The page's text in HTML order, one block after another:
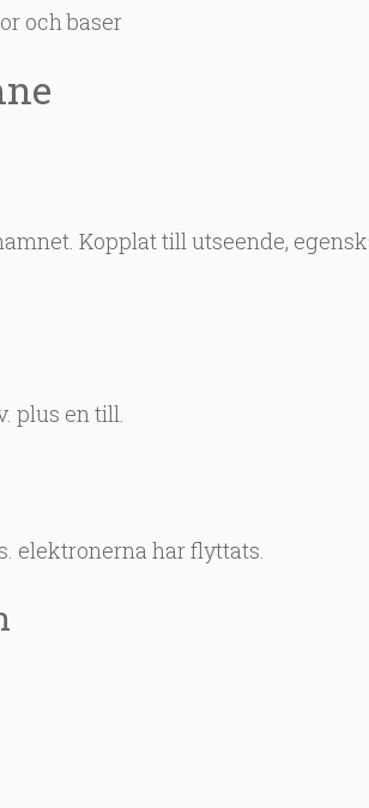
och baser
Kopplat till utseende,
plus en till.
elektronerna har flyttats.